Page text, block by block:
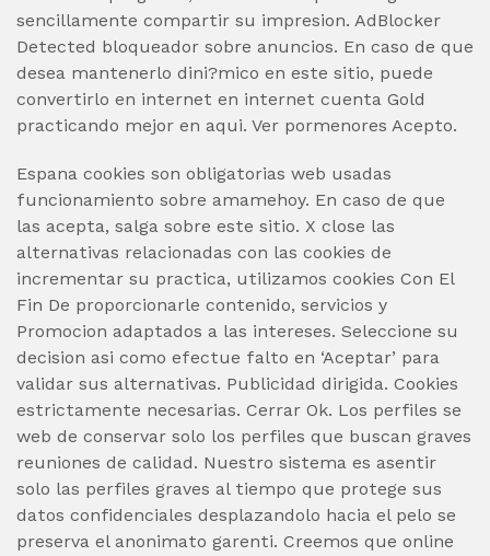
sencillamente compartir su impresion. AdBlocker
Detected bloqueador sobre anuncios. En caso de que
desea mantenerlo dini?mico en este sitio, puede
convertirlo en internet en internet cuenta Gold
practicando mejor en aqui. Ver pormenores Acepto.
Espana cookies son obligatorias web usadas
funcionamiento sobre amamehoy. En caso de que
las acepta, salga sobre este sitio. X close las
alternativas relacionadas con las cookies de
incrementar su practica, utilizamos cookies Con El
Fin De proporcionarle contenido, servicios y
Promocion adaptados a las intereses. Seleccione su
decision asi­ como efectue falto en ‘Aceptar’ para
validar sus alternativas. Publicidad dirigida. Cookies
estrictamente necesarias. Cerrar Ok. Los perfiles se
web de conservar solo los perfiles que buscan graves
reuniones de calidad. Nuestro sistema es asentir
solo las perfiles graves al tiempo que protege sus
datos confidenciales desplazandolo hacia el pelo se
preserva el anonimato garenti. Creemos que online